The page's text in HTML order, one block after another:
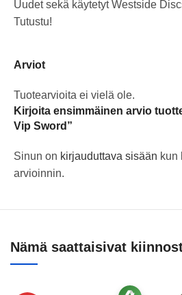
Uudet sekä käytetyt Westside
Tutustu!
Arviot
Tuotearvioita ei vielä ole.
Kirjoita ensimmäinen arvio
Vip Sword”
Sinun on kirjauduttava sisään kun
arvioinnin.
Nämä saattaisivat